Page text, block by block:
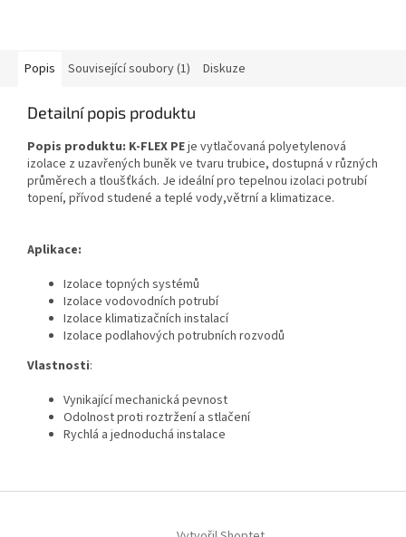
Popis Související soubory (1) Diskuze
Detailní popis produktu
Popis produktu: K-FLEX PEje vytlačovaná polyetylenová
izolace z uzavřených buněk ve tvaru trubice, dostupná v různých
průměrech a tloušťkách. Je ideální pro tepelnou izolaci potrubí
topení, přívod studené a teplé vody,větrní a klimatizace.
Aplikace:
Izolace topných systémů
Izolace vodovodních potrubí
Izolace klimatizačních instalací
Izolace podlahových potrubních rozvodů
Vlastnosti:
Vynikající mechanická pevnost
Odolnost proti roztržení a stlačení
Rychlá a jednoduchá instalace